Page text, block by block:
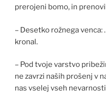
prerojeni bomo, in
– Desetko rožnega
kronal.
– Pod tvoje varstvo
ne zavrzi naših prošenj v
nas vselej vseh